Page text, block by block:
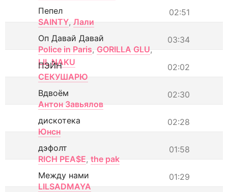
02:51
Пепел
SAINTY, Лали
03:34
Оп Давай Давай
Police in Paris, GORILLA GLU,
LIL NAKU
02:02
ПЭЙН
СЕКУШАРЮ
02:30
Вдвоём
Антон Завьялов
02:28
дискотека
Юнсн
01:58
дэфолт
RICH PEA$E, the pak
01:29
Между нами
LILSADMAYA